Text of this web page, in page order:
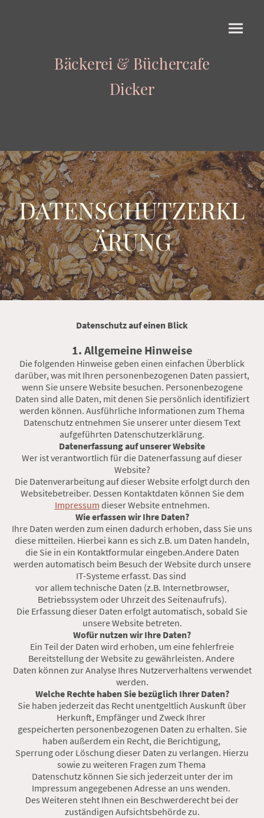
Bäckerei & Büchercafe
Dicker
DATENSCHUTZERKL
ÄRUNG
Datenschutz auf einen Blick
1. Allgemeine Hinweise
Die folgenden Hinweise geben einen einfachen Überblick
darüber, was mit Ihren personenbezogenen Daten passiert,
wenn Sie unsere Website besuchen. Personenbezogene
Daten sind alle Daten, mit denen Sie persönlich identifiziert
werden können. Ausführliche Informationen zum Thema
Datenschutz entnehmen Sie unserer unter diesem Text
aufgeführten Datenschutzerklärung.
Datenerfassung auf unserer Website
Wer ist verantwortlich für die Datenerfassung auf dieser
Website?
Die Datenverarbeitung auf dieser Website erfolgt durch den
Websitebetreiber. Dessen Kontaktdaten können Sie dem
Impressum dieser Website entnehmen.
Wie erfassen wir Ihre Daten?
Ihre Daten werden zum einen dadurch erhoben, dass Sie uns
diese mitteilen. Hierbei kann es sich z.B. um Daten handeln,
die Sie in ein Kontaktformular eingeben.Andere Daten
werden automatisch beim Besuch der Website durch unsere
IT-Systeme erfasst. Das sind
vor allem technische Daten (z.B. Internetbrowser,
Betriebssystem oder Uhrzeit des Seitenaufrufs).
Die Erfassung dieser Daten erfolgt automatisch, sobald Sie
unsere Website betreten.
Wofür nutzen wir Ihre Daten?
Ein Teil der Daten wird erhoben, um eine fehlerfreie
Bereitstellung der Website zu gewährleisten. Andere
Daten können zur Analyse Ihres Nutzerverhaltens verwendet
werden.
Welche Rechte haben Sie bezüglich Ihrer Daten?
Sie haben jederzeit das Recht unentgeltlich Auskunft über
Herkunft, Empfänger und Zweck Ihrer
gespeicherten personenbezogenen Daten zu erhalten. Sie
haben außerdem ein Recht, die Berichtigung,
Sperrung oder Löschung dieser Daten zu verlangen. Hierzu
sowie zu weiteren Fragen zum Thema
Datenschutz können Sie sich jederzeit unter der im
Impressum angegebenen Adresse an uns wenden.
Des Weiteren steht Ihnen ein Beschwerderecht bei der
zuständigen Aufsichtsbehörde zu.